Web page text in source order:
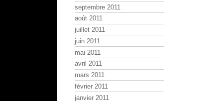
septembre 2011
août 2011
juillet 2011
juin 2011
mai 2011
avril 2011
mars 2011
février 2011
janvier 2011